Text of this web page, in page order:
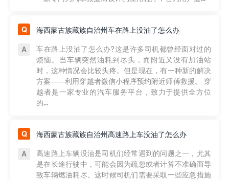
海西蒙古族藏族自治州车在路上没油了怎么办
车在路上没油了怎么办?这是许多司机都曾经面对过的
烦恼。当车辆突然油耗到尽头，而附近又没有加油站
时，这种情况会比较头疼。但是现在，有一种新的解决
方案——利用穿越者微信小程序预约附近师傅救援。 穿
越者是一家专业的汽车服务平台，致力于提供全方位
的...
海西蒙古族藏族自治州高速路上车没油了怎么办
高速路上车辆没油是司机们经常遇到的问题之一，尤其
是在长途行驶中，可能会因为疏忽或者计算不准确而导
致车辆燃油耗尽。这时候司机们需要采取一些应急措施